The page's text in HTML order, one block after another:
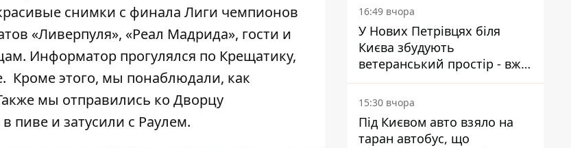
снимки с финала Лиги чемпионов
«Ливерпуля», «Реал Мадрида», гости и
Информатор прогулялся по Крещатику,
. Кроме этого, мы понаблюдали, как
мы отправились ко Дворцу
пиве и затусили с Раулем.
16:49 вчора
У Нових Петрівцях біля
Києва збудують
ветеранський простір - вже
знайшли проєктанта
15:30 вчора
Під Києвом авто взяло на
таран автобус, що